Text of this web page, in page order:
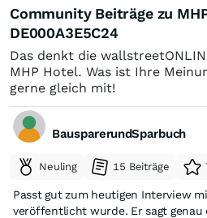
Community Beiträge zu
DE000A3E5C24
Das denkt die
MHP Hotel. Was ist Ihre
gerne gleich mit!
BausparerundSparbuch
Neuling 15 Beiträge
Passt gut zum heutigen Interview
veröffentlicht wurde. Er sagt genau